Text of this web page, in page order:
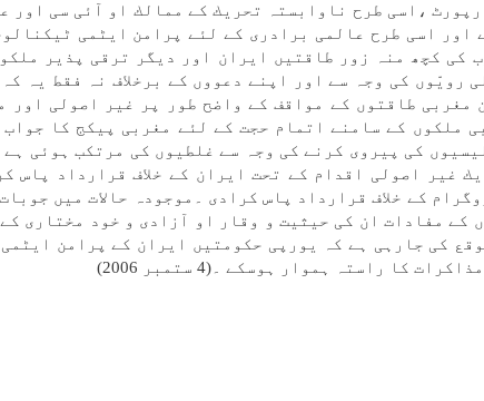
،اسی طرح ناوابستہ تحريك كے ممالك او آئی سی اور
اسی طرح عالمی برادری كے لئے پرامن ایٹمی
كی كچھ منہ زور طاقتیں ايران اور ديگر ترقی پذير
كی وجہ سے اور اپنے دعووں كے برخلاف نہ فقط یہ
طاقتوں كے مواقف كے واضح طور پر غير اصولی اور
ملكوں كے سامنے اتمام حجت كے لئے مغربی پيكج كا
كی پيروی كرنے كی وجہ سے غلطيوں كی مرتكب ہوئی
غير اصولی اقدام كے تحت ايران كے خلاف قرارداد پاس
كے خلاف قرارداد پاس كرادی ۔موجودہ حالات میں
مفادات ان كی حيثيت و وقار او آزادی و خود مختاری
كی جارہی ہے كہ يورپی حكومتیں ايران كے پرامن
راستہ ہموار ہوسكے ۔(4 ستمبر 2006)